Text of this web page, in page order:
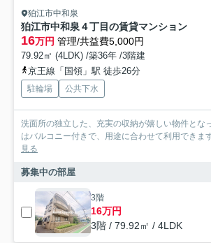
狛江市中和泉
狛江市中和泉４丁目の賃貸マンション
16万円 管理/共益費5,000円
79.92㎡ (4LDK) /築36年 /3階建
京王線「国領」駅 徒歩26分
駐輪場 公共下水
洗面所の独立した、充実の収納が嬉しい物件とな
はバルコニー付きで、用途に合わせて利用できま
見る
募集中の部屋
3階
16万円
3階 / 79.92㎡ / 4LDK